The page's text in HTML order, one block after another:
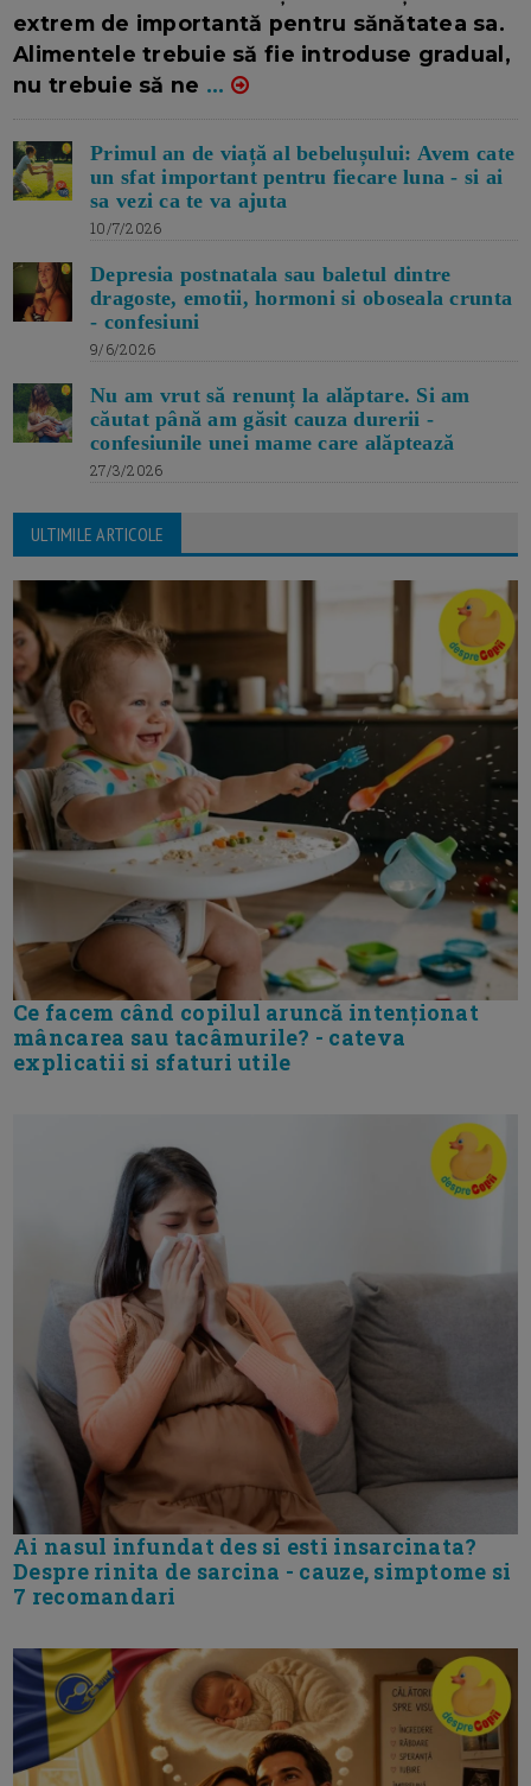
extrem de importantă pentru sănătatea sa.
Alimentele trebuie să fie introduse gradual,
nu trebuie să ne ...
Primul an de viață al bebelușului: Avem cate
un sfat important pentru fiecare luna - si ai
sa vezi ca te va ajuta
10/7/2026
Depresia postnatala sau baletul dintre
dragoste, emotii, hormoni si oboseala crunta
- confesiuni
9/6/2026
Nu am vrut să renunț la alăptare. Si am
căutat până am găsit cauza durerii -
confesiunile unei mame care alăptează
27/3/2026
ULTIMILE ARTICOLE
Ce facem când copilul aruncă intenționat
mâncarea sau tacâmurile? - cateva
explicatii si sfaturi utile
Ai nasul infundat des si esti insarcinata?
Despre rinita de sarcina - cauze, simptome si
7 recomandari